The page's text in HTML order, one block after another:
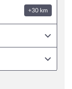
+30 km